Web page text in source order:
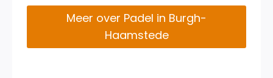
Meer over Padel in Burgh-
Haamstede